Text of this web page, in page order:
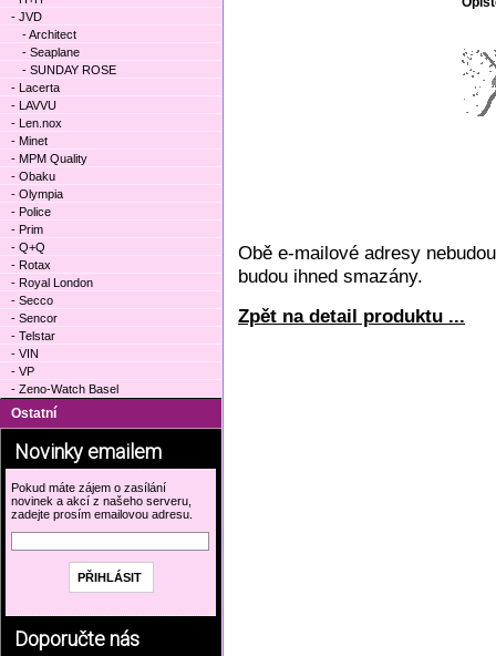
Obě e-mailové adresy
budou ihned smazány.
Zpět na detail produktu ...
- JVD
- Architect
- Seaplane
- SUNDAY ROSE
- Lacerta
- LAVVU
- Len.nox
- Minet
- MPM Quality
- Obaku
- Olympia
- Police
- Prim
- Q+Q
- Rotax
- Royal London
- Secco
- Sencor
- Telstar
- VIN
- VP
- Zeno-Watch Basel
Ostatní
Novinky emailem
Pokud máte zájem o zasílání
novinek a akcí z našeho serveru,
zadejte prosím emailovou adresu.
Doporučte nás